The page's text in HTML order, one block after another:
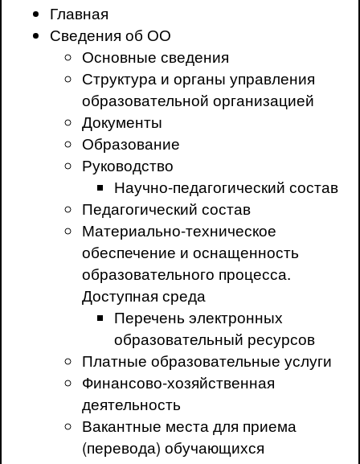
Главная
Сведения об ОО
Основные сведения
Структура и органы управления
образовательной организацией
Документы
Образование
Руководство
Научно-педагогический состав
Педагогический состав
Материально-техническое
обеспечение и оснащенность
образовательного процесса.
Доступная среда
Перечень электронных
образовательный ресурсов
Платные образовательные услуги
Финансово-хозяйственная
деятельность
Вакантные места для приема
(перевода) обучающихся